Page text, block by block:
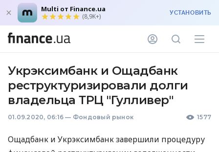
Multi от Finance.ua
(8,9K+) УСТАНОВИТЬ
Укрэксимбанк и Ощадбанк
реструктуризировали долги
владельца ТРЦ "Гулливер"
01.09.2020, 06:16 — Фондовый рынок 1577
Ощадбанк и Укрэксимбанк завершили процедуру